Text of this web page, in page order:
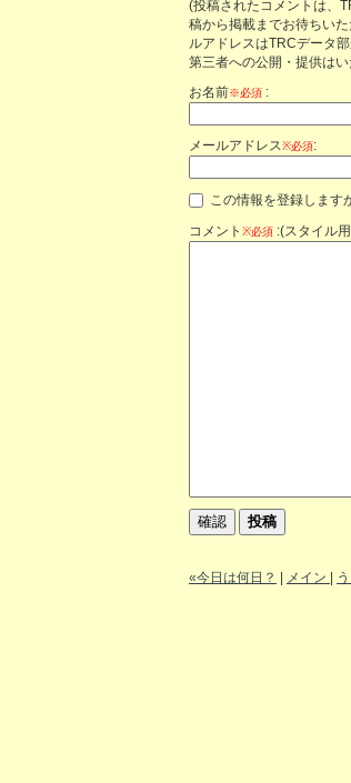
(投稿されたコメントは、
稿から掲載までお待ちい
ルアドレスはTRCデータ
第三者への公開・提供は
お名前※必須 :
メールアドレス※必須:
この情報を登録します
コメント ※必須 :(スタイル
«今日は何日？ メイン